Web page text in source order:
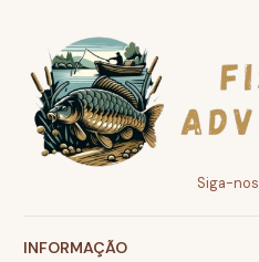
Siga-nos
INFORMAÇÃO